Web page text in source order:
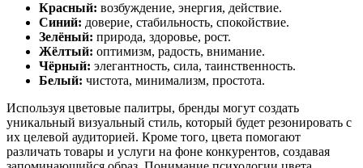
Красный: возбуждение, энергия, действие.
Синий: доверие, стабильность, спокойствие.
Зелёный: природа, здоровье, рост.
Жёлтый: оптимизм, радость, внимание.
Чёрный: элегантность, сила, таинственность.
Белый: чистота, минимализм, простота.
Используя цветовые палитры, бренды могут создать
уникальный визуальный стиль, который будет резонировать с
их целевой аудиторией. Кроме того, цвета помогают
различать товары и услуги на фоне конкурентов, создавая